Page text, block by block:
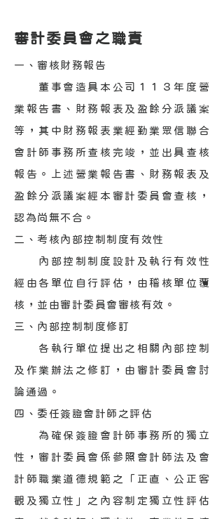
審計委員會之職責
一、審核財務報告
董事會造具本公司１１３年度營
業報告書、財務報表及盈餘分派議案
等，其中財務報表業經勤業眾信聯合
會計師事務所查核完竣，並出具查核
報告。上述營業報告書、財務報表及
盈餘分派議案經本審計委員會查核，
認為尚無不合。
二、考核內部控制制度有效性
內部控制制度設計及執行有效性
經由各單位自行評估，由稽核單位覆
核，並由審計委員會審核有效。
三、內部控制制度修訂
各執行單位提出之相關內部控制
及作業辦法之修訂，由審計委員會討
論通過。
四、委任簽證會計師之評估
為確保簽證會計師事務所的獨立
性，審計委員會係參照會計師法及會
計師職業道德規範之「正直、公正客
觀及獨立性」之內容制定獨立性評估